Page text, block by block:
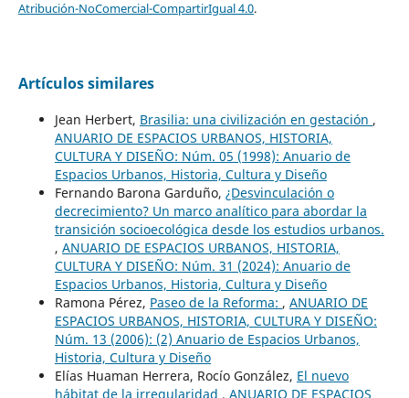
Atribución-NoComercial-CompartirIgual 4.0.
Artículos similares
Jean Herbert, Brasilia: una civilización en gestación ,
ANUARIO DE ESPACIOS URBANOS, HISTORIA,
CULTURA Y DISEÑO: Núm. 05 (1998): Anuario de
Espacios Urbanos, Historia, Cultura y Diseño
Fernando Barona Garduño, ¿Desvinculación o
decrecimiento? Un marco analítico para abordar la
transición socioecológica desde los estudios urbanos.
, ANUARIO DE ESPACIOS URBANOS, HISTORIA,
CULTURA Y DISEÑO: Núm. 31 (2024): Anuario de
Espacios Urbanos, Historia, Cultura y Diseño
Ramona Pérez, Paseo de la Reforma: , ANUARIO DE
ESPACIOS URBANOS, HISTORIA, CULTURA Y DISEÑO:
Núm. 13 (2006): (2) Anuario de Espacios Urbanos,
Historia, Cultura y Diseño
Elías Huaman Herrera, Rocío González, El nuevo
hábitat de la irregularidad , ANUARIO DE ESPACIOS